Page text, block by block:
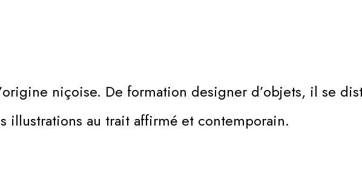
niçoise. De formation designer d’objets, il se
illustrations au trait affirmé et contemporain.